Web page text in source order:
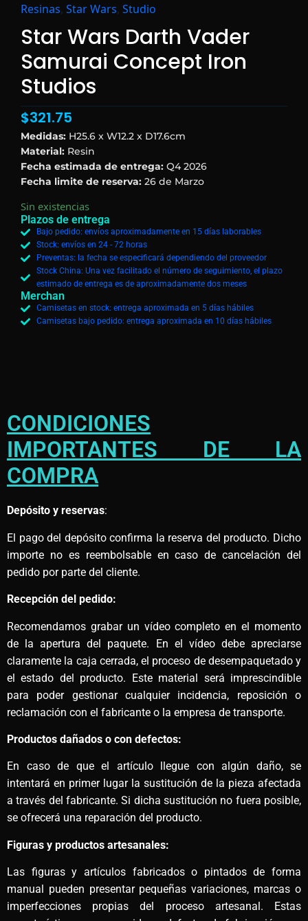
Resinas Star Wars Studio
Star Wars Darth Vader
Samurai Concept Iron
Studios
$321.75
Medidas: H25.6 x W12.2 x D17.6cm
Material: Resin
Fecha estimada de entrega: Q4 2026
Fecha limite de reserva: 26 de Marzo
Sin existencias
Plazos de entrega
Bajo pedido: envíos aproximadamente en 15 días laborables
Stock: envíos en 24 - 72 horas
Preventas: la fecha se especificará dependiendo del proveedor
Stock China: Una vez facilitado el número de seguimiento, el plazo
estimado de entrega es de aproximadamente dos meses
Merchan
Camisetas en stock: entrega aproximada en 5 días hábiles
Camisetas bajo pedido: entrega aproximada en 10 días hábiles
CONDICIONES
IMPORTANTES DE LA
COMPRA
Depósito y reservas:
El pago del depósito confirma la reserva del producto. Dicho
importe no es reembolsable en caso de cancelación del
pedido por parte del cliente.
Recepción del pedido:
Recomendamos grabar un vídeo completo en el momento
de la apertura del paquete. En el vídeo debe apreciarse
claramente la caja cerrada, el proceso de desempaquetado y
el estado del producto. Este material será imprescindible
para poder gestionar cualquier incidencia, reposición o
reclamación con el fabricante o la empresa de transporte.
Productos dañados o con defectos:
En caso de que el artículo llegue con algún daño, se
intentará en primer lugar la sustitución de la pieza afectada
a través del fabricante. Si dicha sustitución no fuera posible,
se ofrecerá una reparación del producto.
Figuras y productos artesanales:
Las figuras y artículos fabricados o pintados de forma
manual pueden presentar pequeñas variaciones, marcas o
imperfecciones propias del proceso artesanal. Estas